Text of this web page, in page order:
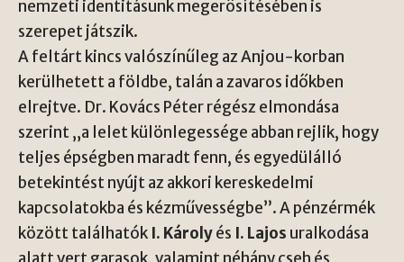
nemzeti identitásunk megerősítésében is
szerepet játszik.
A feltárt kincs valószínűleg az Anjou-korban
kerülhetett a földbe, talán a zavaros időkben
elrejtve. Dr. Kovács Péter régész elmondása
szerint „a lelet különlegessége abban rejlik, hogy
teljes épségben maradt fenn, és egyedülálló
betekintést nyújt az akkori kereskedelmi
kapcsolatokba és kézművességbe”. A pénzérmék
között találhatók I. Károlyés I. Lajos uralkodása